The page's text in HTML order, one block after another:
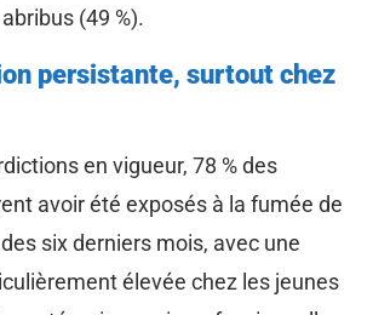
(49 %).
persistante, surtout chez
en vigueur, 78 % des
avoir été exposés à la fumée de
six derniers mois, avec une
élevée chez les jeunes